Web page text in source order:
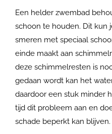
Een helder zwembad
schoon te houden. Dit kun
smeren met speciaal
einde maakt aan
deze schimmelresten is
gedaan wordt kan het
daardoor een stuk minder
tijd dit probleem aan en
schade beperkt kan blijven.